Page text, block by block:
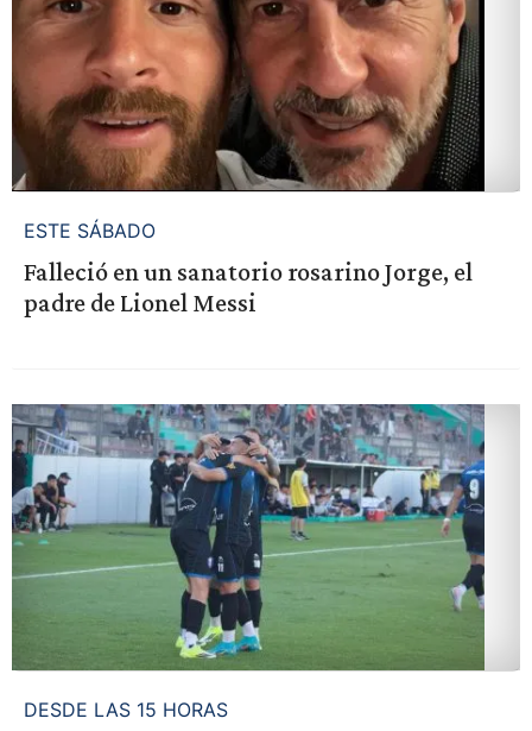
ESTE SÁBADO
Falleció en un sanatorio rosarino Jorge, el
padre de Lionel Messi
DESDE LAS 15 HORAS